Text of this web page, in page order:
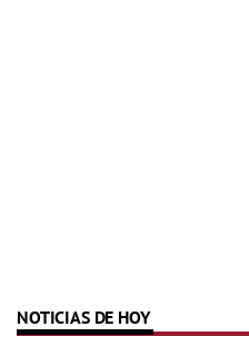
NOTICIAS DE HOY